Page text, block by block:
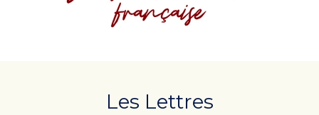
Les Lettres